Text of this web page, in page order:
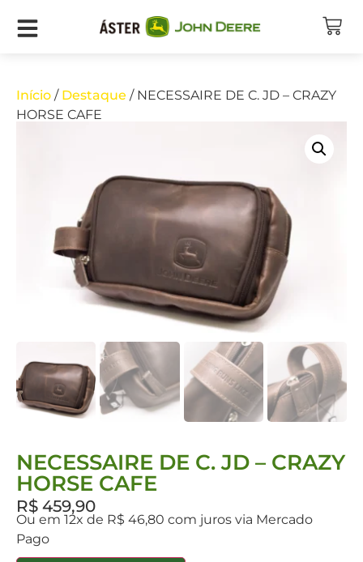
Início / Destaque / NECESSAIRE DE C. JD – CRAZY
HORSE CAFE
NECESSAIRE DE C. JD – CRAZY
HORSE CAFE
R$ 459,90
Ou em 12x de R$ 46,80 com juros via Mercado
Pago